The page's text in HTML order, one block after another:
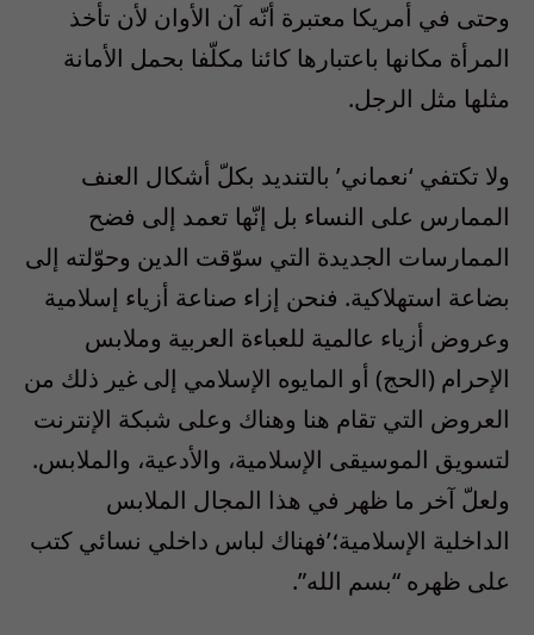
وحتى في أمريكا معتبرة أنّه آن الأوان لأن تأخذ
المرأة مكانها باعتبارها كائنا مكلّفا بحمل الأمانة
مثلها مثل الرجل.
ولا تكتفي ‘نعماني’ بالتنديد بكلّ أشكال العنف
الممارس على النساء بل إنّها تعمد إلى فضح
الممارسات الجديدة التي سوّقت الدين وحوّلته إلى
بضاعة استهلاكية. فنحن إزاء صناعة أزياء إسلامية
وعروض أزياء عالمية للعباءة العربية وملابس
الإحرام (الحج) أو المايوه الإسلامي إلى غير ذلك من
العروض التي تقام هنا وهناك وعلى شبكة الإنترنت
لتسويق الموسيقى الإسلامية، والأدعية، والملابس.
ولعلّ آخر ما ظهر في هذا المجال الملابس
الداخلية الإسلامية؛’فهناك لباس داخلي نسائي كتب
على ظهره “بسم الله”.